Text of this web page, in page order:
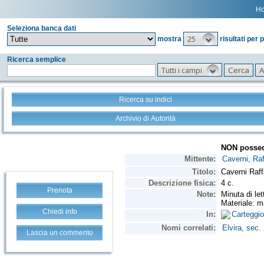
Seleziona banca dati
mostra
25 risultati per
Ricerca semplice
Tutti i campi
Ricerca su indici
Archivio di Autorità
Prenota
Chiedi info
Lascia un commento